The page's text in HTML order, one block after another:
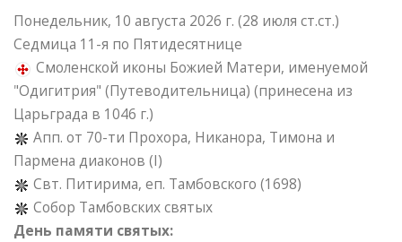
Понедельник, 10 августа 2026 г. (28 июля ст.ст.)
Седмица 11-я по Пятидесятнице
Смоленской иконы Божией Матери, именуемой
"Одигитрия" (Путеводительница) (принесена из
Царьграда в 1046 г.)
Апп. от 70-ти Прохора, Никанора, Тимона и
Пармена диаконов (I)
Свт. Питирима, еп. Тамбовского (1698)
Собор Тамбовских святых
День памяти святых: